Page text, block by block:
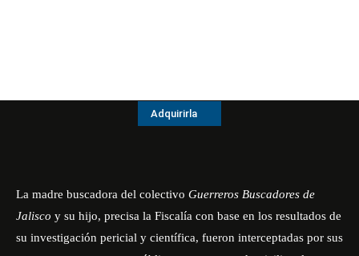
Adquirirla
La madre buscadora del colectivo Guerreros Buscadores de
Jalisco y su hijo, precisa la Fiscalía con base en los resultados de
su investigación pericial y científica, fueron interceptadas por sus